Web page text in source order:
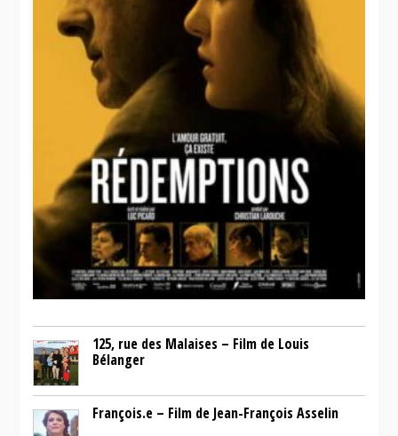
125, rue des Malaises – Film de Louis
Bélanger
François.e – Film de Jean-François Asselin